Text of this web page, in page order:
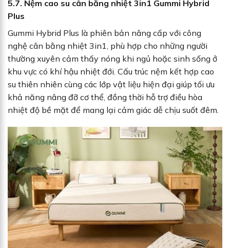
5.7. Nệm cao su cân bằng nhiệt 3in1 Gummi Hybrid
Plus
Gummi Hybrid Plus là phiên bản nâng cấp với công
nghệ cân bằng nhiệt 3in1, phù hợp cho những người
thường xuyên cảm thấy nóng khi ngủ hoặc sinh sống ở
khu vực có khí hậu nhiệt đới. Cấu trúc nệm kết hợp cao
su thiên nhiên cùng các lớp vật liệu hiện đại giúp tối ưu
khả năng nâng đỡ cơ thể, đồng thời hỗ trợ điều hòa
nhiệt độ bề mặt để mang lại cảm giác dễ chịu suốt đêm.